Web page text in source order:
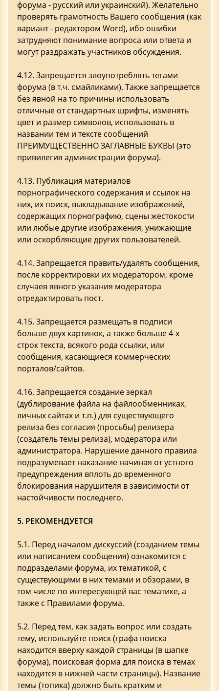
форума - русский или украинский). Желательно
проверять грамотность Вашего сообщения (как
вариант - редактором Word), ибо ошибки
затрудняют понимание вопроса или ответа и
могут раздражать участников обсуждения.
4.12. Запрещается злоупотреблять тегами
форума (в т.ч. смайликами). Также запрещается
без явной на то причины использовать
отличные от стандартных шрифты, изменять
цвет и размер символов, использовать в
названии тем и тексте сообщений
ПРЕИМУЩЕСТВЕННО ЗАГЛАВНЫЕ БУКВЫ (это
привилегия администрации форума).
4.13. Публикация материалов
порнографического содержания и ссылок на
них, их поиск, выкладывание изображений,
содержащих порнографию, сцены жестокости
или любые другие изображения, унижающие
или оскорбляющие других пользователей.
4.14. Запрещается править/удалять сообщения,
после корректировки их модератором, кроме
случаев явного указания модератора
отредактировать пост.
4.15. Запрещается размещать в подписи
больше двух картинок, а также больше 4-х
строк текста, всякого рода ссылки, или
сообщения, касающиеся коммерческих
порталов/сайтов.
4.16. Запрещается создание зеркал
(дублирование файла на файлообменниках,
личных сайтах и т.п.) для существующего
релиза без согласия (просьбы) релизера
(создатель темы релиза), модератора или
администратора. Нарушение данного правила
подразумевает наказание начиная от устного
предупреждения вплоть до временного
блокирования нарушителя в зависимости от
настойчивости последнего.
5. РЕКОМЕНДУЕТСЯ
5.1. Перед началом дискуссий (созданием темы
или написанием сообщения) ознакомится с
подразделами форума, их тематикой, с
существующими в них темами и обзорами, в
том числе по интересующей вас тематике, а
также с Правилами форума.
5.2. Перед тем, как задать вопрос или создать
тему, используйте поиск (графа поиска
находится вверху каждой страницы (в шапке
форума), поисковая форма для поиска в темах
находится в нижней части страницы). Название
темы (топика) должно быть кратким и